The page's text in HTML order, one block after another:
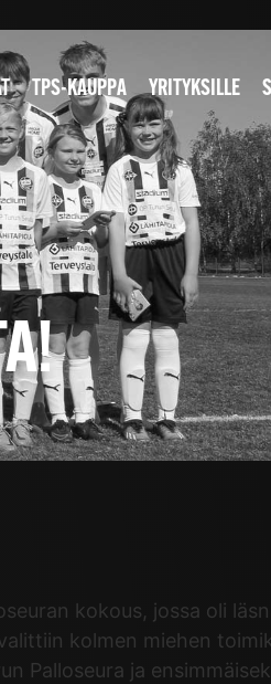
TPS-KAUPPA YRITYKSILLE
kokous, jossa oli
kolmen miehen
Palloseura ja